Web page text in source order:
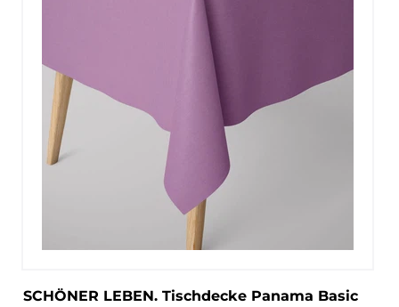
SCHÖNER LEBEN. Tischdecke Panama Basic